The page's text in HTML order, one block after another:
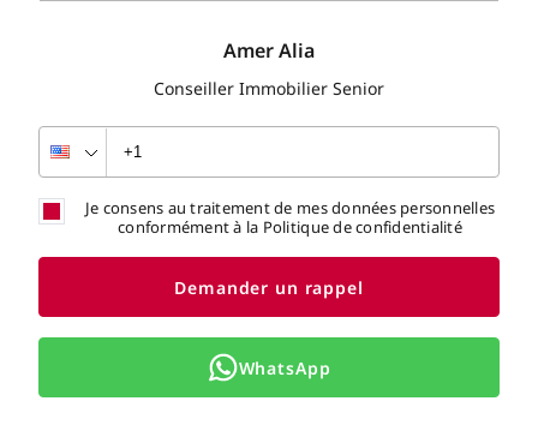
Amer Alia
Conseiller Immobilier Senior
Je consens au traitement de mes données personnelles
conformément à la Politique de confidentialité
Demander un rappel
WhatsApp